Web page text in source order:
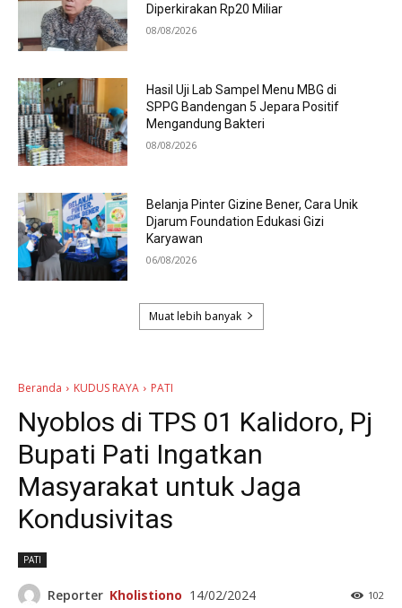
Diperkirakan Rp20 Miliar
08/08/2026
Hasil Uji Lab Sampel Menu MBG di
SPPG Bandengan 5 Jepara Positif
Mengandung Bakteri
08/08/2026
Belanja Pinter Gizine Bener, Cara Unik
Djarum Foundation Edukasi Gizi
Karyawan
06/08/2026
Muat lebih banyak